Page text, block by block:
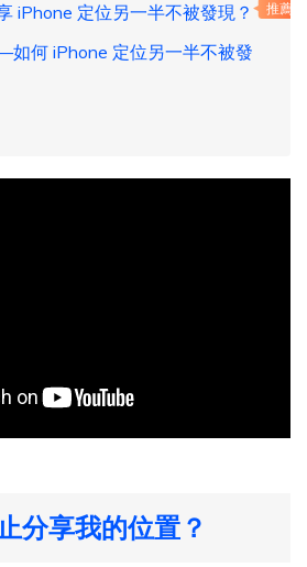
iPhone 定位另一半不被發現？
推薦
何 iPhone 定位另一半不被發
分享我的位置？